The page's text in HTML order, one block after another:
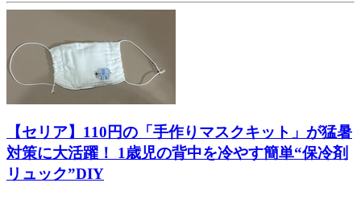
【セリア】110円の「手作りマスクキット」が猛暑
対策に大活躍！ 1歳児の背中を冷やす簡単“保冷剤
リュック”DIY